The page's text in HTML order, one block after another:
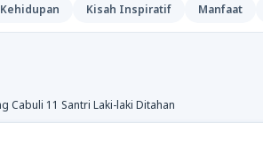
Kehidupan Kisah Inspiratif Manfaat
Cabuli 11 Santri Laki-laki Ditahan